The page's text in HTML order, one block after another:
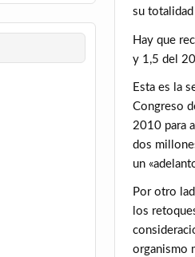
su
Hay que
y 1,5 del
Esta es la
Congreso
2010 para
dos
un
Por otro
los
organismo